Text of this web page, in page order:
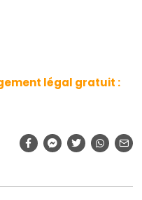
légal gratuit :